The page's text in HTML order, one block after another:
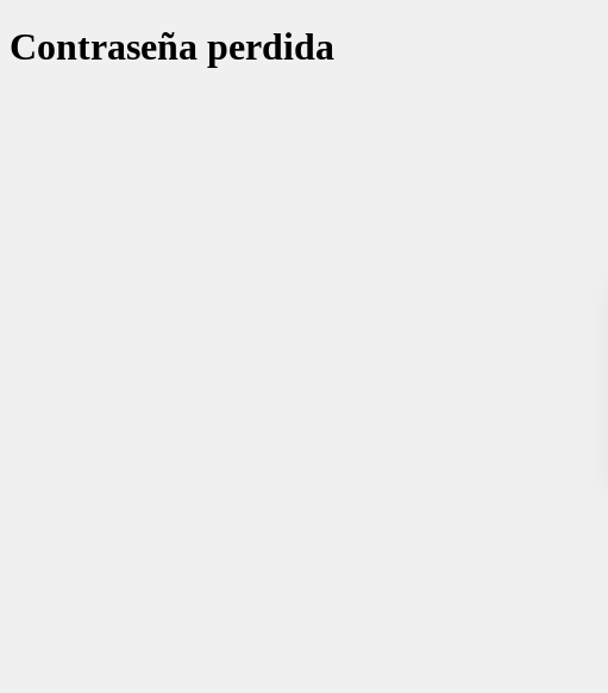
Contraseña perdida